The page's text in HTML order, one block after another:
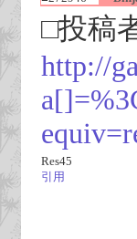
□投稿
http://
Res45
引用